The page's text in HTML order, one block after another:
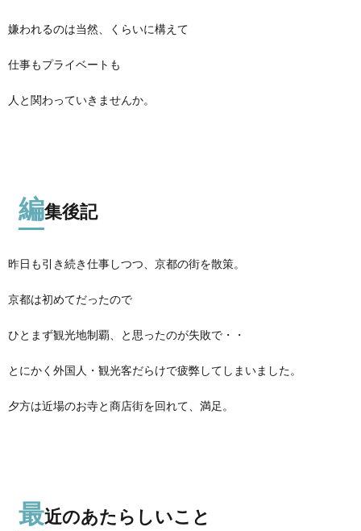
嫌われるのは当然、くらいに構えて
仕事もプライベートも
人と関わっていきませんか。
編集後記
昨日も引き続き仕事しつつ、京都の街を散策。
京都は初めてだったので
ひとまず観光地制覇、と思ったのが失敗で・・
とにかく外国人・観光客だらけで疲弊してしまいました。
夕方は近場のお寺と商店街を回れて、満足。
最近のあたらしいこと